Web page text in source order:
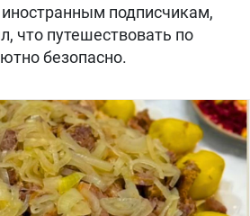
подписчикам,
что путешествовать по
безопасно.